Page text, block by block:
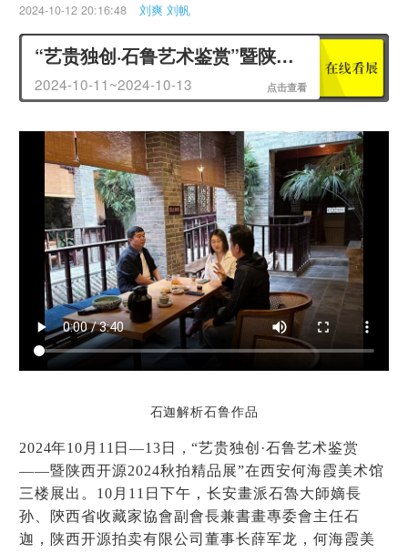
2024-10-12 20:16:48 刘爽 刘帆
“艺贵独创·石鲁艺术鉴赏”暨陕西开源2024秋拍精品展作品赏析
2024-10-11~2024-10-13 点击查看
石迦解析石鲁作品
2024年10月11日—13日，“艺贵独创·石鲁艺术鉴赏
——暨陕西开源2024秋拍精品展”在西安何海霞美术馆
三楼展出。10月11日下午，长安畫派石魯大師嫡長
孙、陝西省收藏家協會副會長兼書畫專委會主任石
迦，陕西开源拍卖有限公司董事长薛军龙，何海霞美